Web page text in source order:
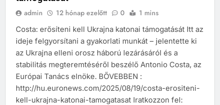
admin 12 hónap ezelőtt 0 1 mins
Costa: erősíteni kell Ukrajna katonai támogatását Itt az
ideje felgyorsítani a gyakorlati munkát – jelentette ki
az Ukrajna elleni orosz háború lezárásáról és a
stabilitás megteremtéséről beszélő Antonio Costa, az
Európai Tanács elnöke. BŐVEBBEN :
http://hu.euronews.com/2025/08/19/costa-erositeni-
kell-ukrajna-katonai-tamogatasat Iratkozzon fel: